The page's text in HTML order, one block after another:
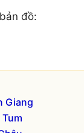
đồ:
Giang
Tum